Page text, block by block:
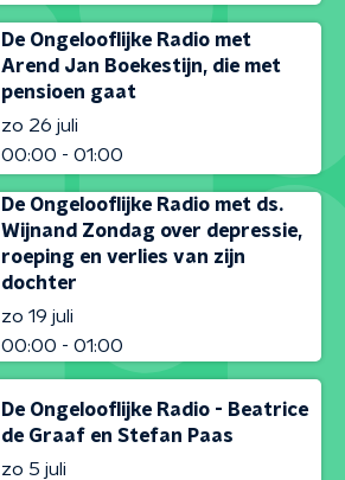
De Ongelooflijke Radio met
Arend Jan Boekestijn, die met
pensioen gaat
zo 26 juli
00:00 - 01:00
De Ongelooflijke Radio met ds.
Wijnand Zondag over depressie,
roeping en verlies van zijn
dochter
zo 19 juli
00:00 - 01:00
De Ongelooflijke Radio - Beatrice
de Graaf en Stefan Paas
zo 5 juli